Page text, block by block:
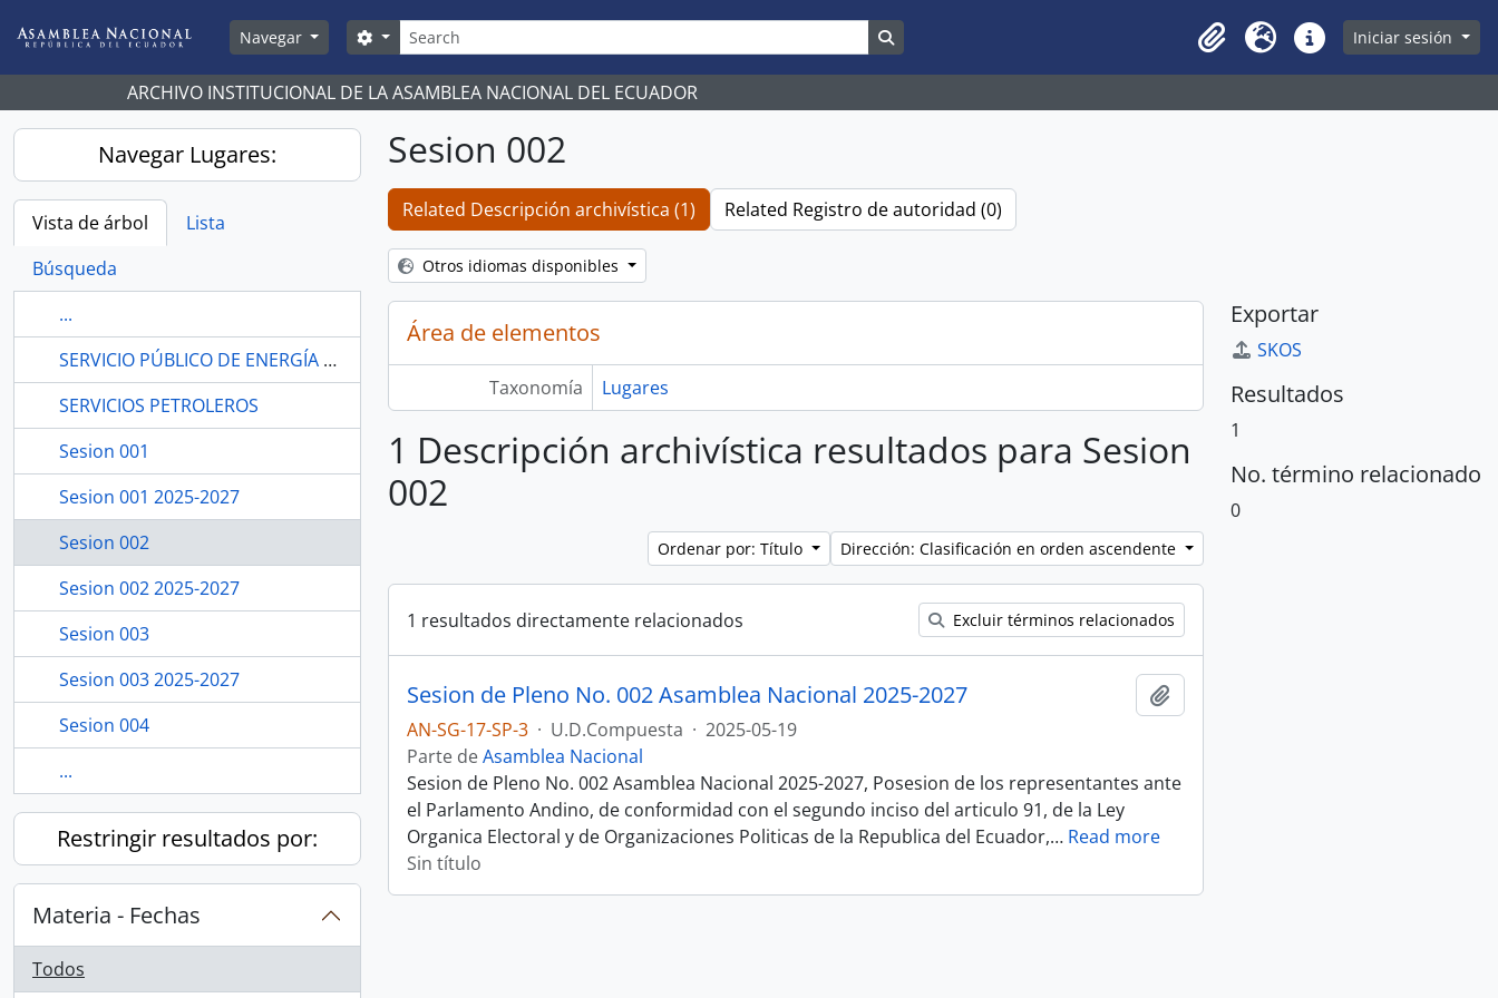
Navegar
Búsqueda
Search options
Clipboard
Idioma Enlaces rápidos
Iniciar sesión
ARCHIVO INSTITUCIONAL DE LA ASAMBLEA NACIONAL DEL ECUADOR
Navegar Lugares:
Vista de árbol
Lista
Búsqueda
...
SERVICIO PÚBLICO DE ENERGÍA ELÉCTRICA
SERVICIOS PETROLEROS
Sesion 001
Sesion 001 2025-2027
Sesion 002
Sesion 002 2025-2027
Sesion 003
Sesion 003 2025-2027
Sesion 004
...
Restringir resultados por:
Materia - Fechas
Todos
Sesion 002
Related Descripción archivística (1) Related Registro de autoridad (0)
Otros idiomas disponibles
Área de elementos
Taxonomía Lugares
1 Descripción archivística resultados para Sesion
002
Ordenar por: Título Dirección: Clasificación en orden ascendente
1 resultados directamente relacionados Excluir términos relacionados
Sesion de Pleno No. 002 Asamblea Nacional 2025-2027
AN-SG-17-SP-3 · U.D.Compuesta · 2025-05-19
Parte deAsamblea Nacional
Sesion de Pleno No. 002 Asamblea Nacional 2025-2027, Posesion de los representantes ante
el Parlamento Andino, de conformidad con el segundo inciso del articulo 91, de la Ley
Organica Electoral y de Organizaciones Politicas de la Republica del Ecuador,… Read more
Sin título
Exportar
SKOS
Resultados
1
No. término relacionado
0